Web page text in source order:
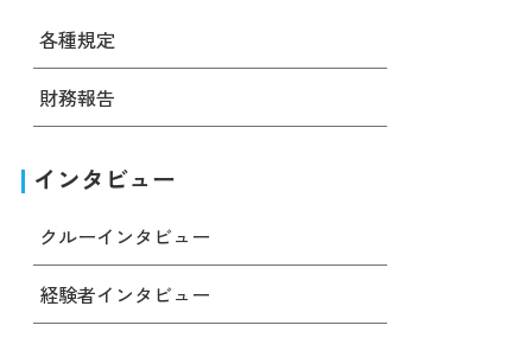
各種規定
財務報告
インタビュー
クルーインタビュー
経験者インタビュー